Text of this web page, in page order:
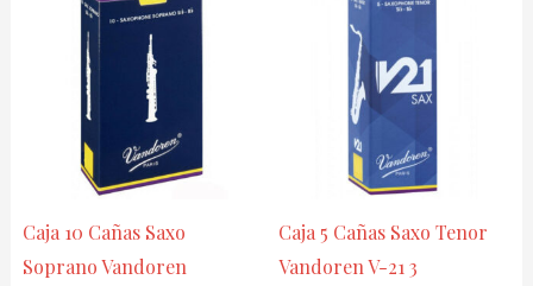
Caja 10 Cañas Saxo
Soprano Vandoren
Caja 5 Cañas Saxo Tenor
Vandoren V-21 3